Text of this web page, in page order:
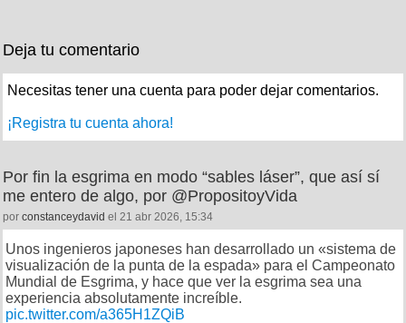
Deja tu comentario
Necesitas tener una cuenta para poder dejar comentarios.
¡Registra tu cuenta ahora!
Por fin la esgrima en modo “sables láser”, que así sí
me entero de algo, por @PropositoyVida
por constanceydavid el 21 abr 2026, 15:34
Unos ingenieros japoneses han desarrollado un «sistema de
visualización de la punta de la espada» para el Campeonato
Mundial de Esgrima, y hace que ver la esgrima sea una
experiencia absolutamente increíble.
pic.twitter.com/a365H1ZQiB